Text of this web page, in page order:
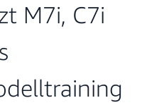
M7i, C7i